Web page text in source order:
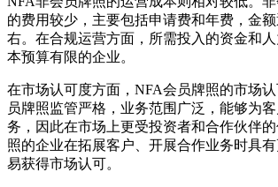
的费用较少，主要包括申请费和年费，金
右。在合规运营方面，所需投入的资金和
本预算有限的企业。
在市场认可度方面，NFA会员牌照的市场
员牌照监管严格，业务范围广泛，能够为
务，因此在市场上更受投资者和合作伙伴
照的企业在拓展客户、开展合作业务时具
易获得市场认可。